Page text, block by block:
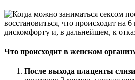
восстановиться, что происходит на
дискомфорту и, в дальнейшем, к
Что происходит в женском
После выхода плаценты